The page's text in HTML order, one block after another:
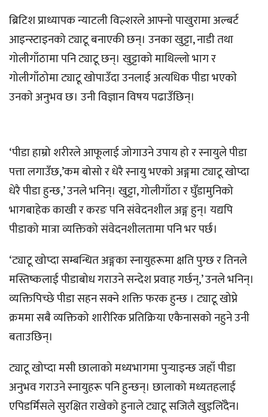
ब्रिटिश प्राध्यापक न्याटली विल्शरले आफ्नो पाखुरामा अल्बर्ट
आइन्स्टाइनको ट्याटू बनाएकी छन्। उनका खुट्टा, नाडी तथा
गोलीगाँठामा पनि ट्याटू छन्। खुट्टाको माथिल्लो भाग र
गोलीगाँठोमा ट्याटू खोपाउँदा उनलाई अत्यधिक पीडा भएकाे
उनकाे अनुभव छ। उनी विज्ञान विषय पढाउँछिन्।
‘पीडा हाम्रो शरीरले आफूलाई जोगाउने उपाय हो र स्नायुले पीडा
पत्ता लगाउँछ,’कम बोसो र धेरै स्नायु भएको अङ्गमा ट्याटू खोप्दा
धेरै पीडा हुन्छ,’ उनले भनिन्। खुट्टा, गोलीगाँठा र घुँडामुनिको
भागबाहेक काखी र करङ पनि संवेदनशील अङ्ग हुन्। यद्यपि
पीडाको मात्रा व्यक्तिको संवेदनशीलतामा पनि भर पर्छ।
‘ट्याटू खोप्दा सम्बन्धित अङ्गका स्नायुहरूमा क्षति पुग्छ र तिनले
मस्तिष्कलाई पीडाबोध गराउने सन्देश प्रवाह गर्छन्,’ उनले भनिन्।
व्यक्तिपिच्छे पीडा सहन सक्ने शक्ति फरक हुन्छ । ट्याटू खोप्ने
क्रममा सबै व्यक्तिको शारीरिक प्रतिक्रिया एकैनासको नहुने उनी
बताउछिन्।
ट्याटू खोप्दा मसी छालाको मध्यभागमा पुर्‍याइन्छ जहाँ पीडा
अनुभव गराउने स्नायुहरू पनि हुन्छन्। छालाको मध्यतहलाई
एपिडर्मिसले सुरक्षित राखेको हुनाले ट्याटू सजिलै खुइलिँदैन।